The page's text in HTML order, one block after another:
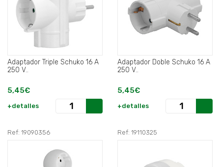
Adaptador Triple Schuko 16 A
250 V..
5,45€
+detalles
Adaptador Doble Schuko 16 A
250 V..
5,45€
+detalles
Ref: 19090356 Ref: 19110325